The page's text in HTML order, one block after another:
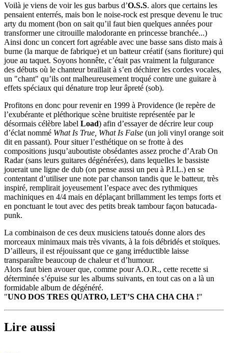
Voilà je viens de voir les gus barbus d’O.S.S. alors que certains les
pensaient enterrés, mais bon le noise-rock est presque devenu le truc
arty du moment (bon on sait qu’il faut bien quelques années pour
transformer une citrouille malodorante en princesse branchée...)
Ainsi donc un concert fort agréable avec une basse sans disto mais à
burne (la marque de fabrique) et un batteur créatif (sans fioriture) qui
joue au taquet. Soyons honnête, c’était pas vraiment la fulgurance
des débuts où le chanteur braillait à s’en déchirer les cordes vocales,
un "chant" qu’ils ont malheureusement troqué contre une guitare à
effets spéciaux qui dénature trop leur âpreté (sob).
Profitons en donc pour revenir en 1999 à Providence (le repère de
l’exubérante et pléthorique scène bruitiste représentée par le
désormais célèbre label Load) afin d’essayer de décrire leur coup
d’éclat nommé What Is True, What Is False (un joli vinyl orange soit
dit en passant). Pour situer l’esthétique on se frotte à des
compositions jusqu’auboutiste obsédantes assez proche d’Arab On
Radar (sans leurs guitares dégénérées), dans lequelles le bassiste
jouerait une ligne de dub (on pense aussi un peu à P.I.L.) en se
contentant d’utiliser une note par chanson tandis que le batteur, très
inspiré, remplirait joyeusement l’espace avec des rythmiques
machiniques en 4/4 mais en déplaçant brillamment les temps forts et
en ponctuant le tout avec des petits break tambour façon batucada-
punk.
La combinaison de ces deux musiciens tatoués donne alors des
morceaux minimaux mais très vivants, à la fois débridés et stoïques.
D’ailleurs, il est réjouissant que ce gang irréductible laisse
transparaître beaucoup de chaleur et d’humour.
Alors faut bien avouer que, comme pour A.O.R., cette recette si
déterminée s’épuise sur les albums suivants, en tout cas on a là un
formidable album de dégénéré.
"UNO DOS TRES QUATRO, LET’S CHA CHA CHA !"
Lire aussi